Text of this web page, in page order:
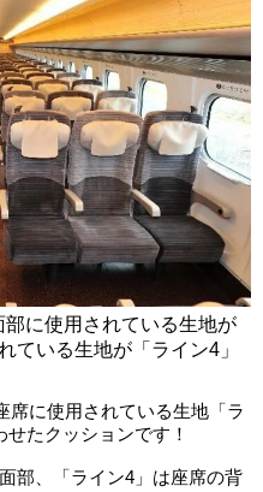
に使用されている生地が
ている生地が「ライン4」
席に使用されている生地「ラ
たクッションです！
部、「ライン4」は座席の背